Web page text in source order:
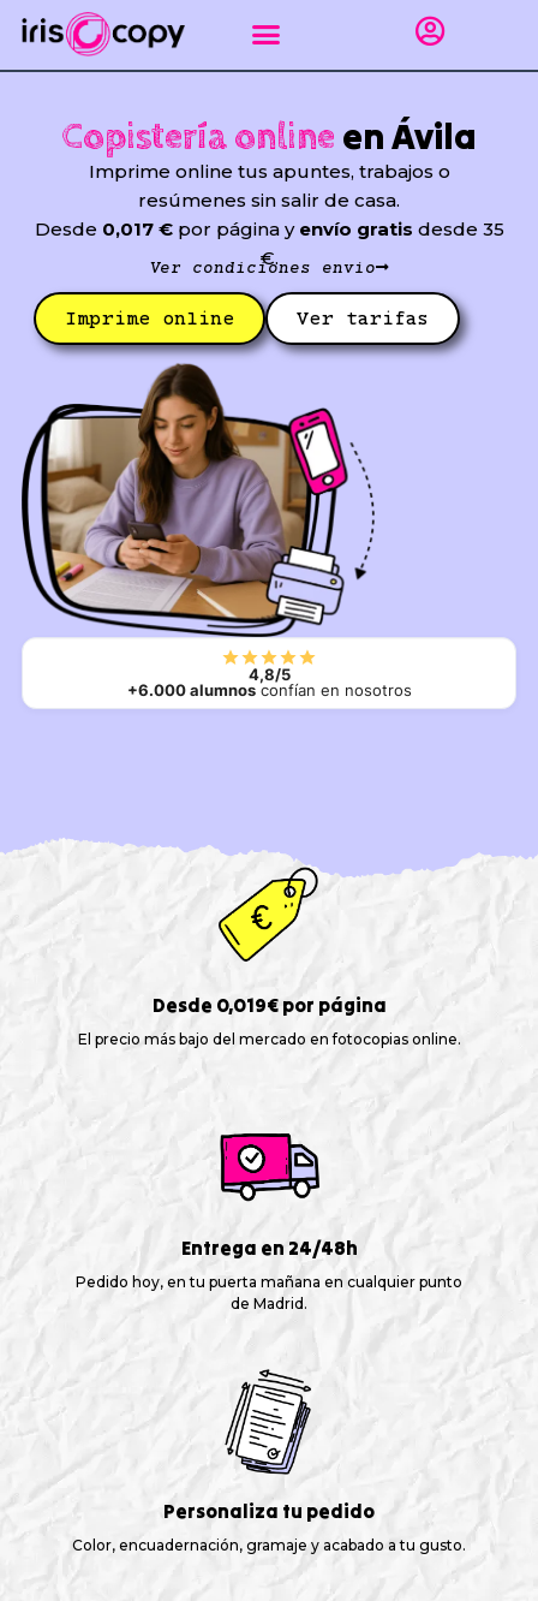
contenido
Copistería online en Ávila
Imprime online tus apuntes, trabajos o
resúmenes sin salir de casa.
Desde 0,017 €por página y envío gratis desde 35
€.
Ver condiciones envío
Imprime online Ver tarifas
4,8/5
+6.000 alumnosconfían en nosotros
Desde 0,019€ por página
El precio más bajo del mercado en fotocopias online.
Entrega en 24/48h
Pedido hoy, en tu puerta mañana en cualquier punto
de Madrid.
Personaliza tu pedido
Color, encuadernación, gramaje y acabado a tu gusto.